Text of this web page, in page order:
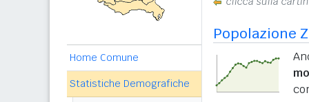
Home Comune
Statistiche Demografiche
Popolazione